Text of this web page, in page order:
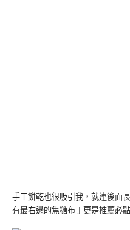
手工餅乾也很吸引我，就連後面
有最右邊的焦糖布丁更是推薦必點